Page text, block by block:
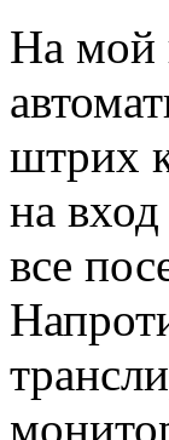
На мой
штрих
на
все